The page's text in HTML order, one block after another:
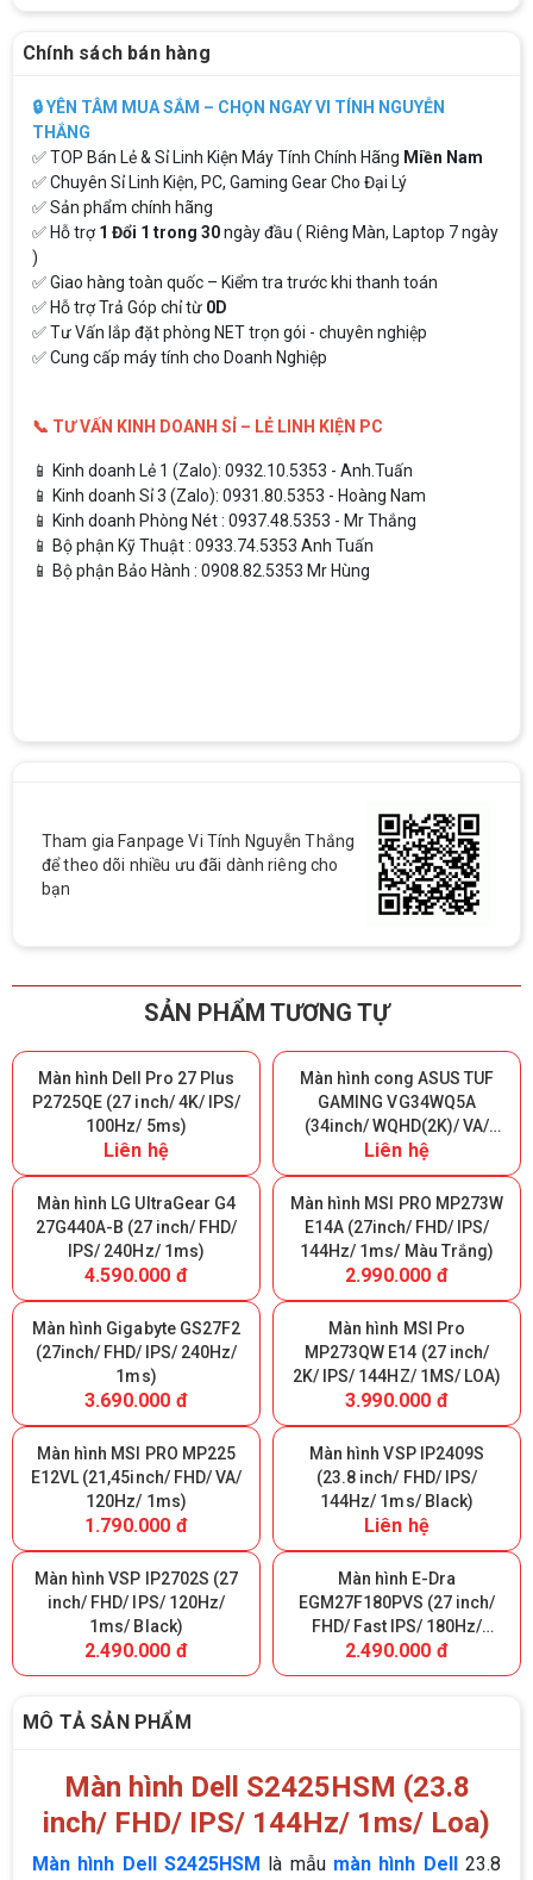
Chính sách bán hàng
🔒 YÊN TÂM MUA SẮM – CHỌN NGAY VI TÍNH NGUYỄN
THẮNG
✅ TOP Bán Lẻ & Sỉ Linh Kiện Máy Tính Chính Hãng Miền Nam
✅ Chuyên Sỉ Linh Kiện, PC, Gaming Gear Cho Đại Lý
✅ Sản phẩm chính hãng
✅ Hỗ trợ1 Đổi 1 trong 30ngày đầu ( Riêng Màn, Laptop 7 ngày
)
✅ Giao hàng toàn quốc – Kiểm tra trước khi thanh toán
✅ Hỗ trợ Trả Góp chỉ từ 0D
✅ Tư Vấn lắp đặt phòng NET trọn gói - chuyên nghiệp
✅ Cung cấp máy tính cho Doanh Nghiệp
📞 TƯ VẤN KINH DOANH SỈ – LẺ LINH KIỆN PC
📱 Kinh doanh Lẻ 1 (Zalo): 0932.10.5353 - Anh.Tuấn
📱 Kinh doanh Sỉ 3 (Zalo): 0931.80.5353 - Hoàng Nam
📱 Kinh doanh Phòng Nét : 0937.48.5353 - Mr Thắng
📱 Bộ phận Kỹ Thuật : 0933.74.5353 Anh Tuấn
📱 Bộ phận Bảo Hành : 0908.82.5353 Mr Hùng
Tham gia Fanpage Vi Tính Nguyễn Thắng
để theo dõi nhiều ưu đãi dành riêng cho
bạn
SẢN PHẨM TƯƠNG TỰ
Màn hình Dell Pro 27 Plus
P2725QE (27 inch/ 4K/ IPS/
100Hz/ 5ms)
Liên hệ
Màn hình cong ASUS TUF
GAMING VG34WQ5A
(34inch/ WQHD(2K)/ VA/
200Hz/ 0.5ms/ 1500R)
Liên hệ
Màn hình LG UltraGear G4
27G440A-B (27 inch/ FHD/
IPS/ 240Hz/ 1ms)
4.590.000 đ
Màn hình MSI PRO MP273W
E14A (27inch/ FHD/ IPS/
144Hz/ 1ms/ Màu Trắng)
2.990.000 đ
Màn hình Gigabyte GS27F2
(27inch/ FHD/ IPS/ 240Hz/
1ms)
3.690.000 đ
Màn hình MSI Pro
MP273QW E14 (27 inch/
2K/ IPS/ 144HZ/ 1MS/ LOA)
3.990.000 đ
Màn hình MSI PRO MP225
E12VL (21,45inch/ FHD/ VA/
120Hz/ 1ms)
1.790.000 đ
Màn hình VSP IP2409S
(23.8 inch/ FHD/ IPS/
144Hz/ 1ms/ Black)
Liên hệ
Màn hình VSP IP2702S (27
inch/ FHD/ IPS/ 120Hz/
1ms/ Black)
2.490.000 đ
Màn hình E-Dra
EGM27F180PVS (27 inch/
FHD/ Fast IPS/ 180Hz/
0.5ms)
2.490.000 đ
MÔ TẢ SẢN PHẨM
Màn hình Dell S2425HSM (23.8
inch/ FHD/ IPS/ 144Hz/ 1ms/ Loa)
Màn hình Dell S2425HSM là mẫu màn hình Dell
23.8